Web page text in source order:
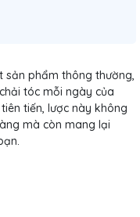
sản phẩm thông thường,
tóc mỗi ngày của
tiến, lược này không
mà còn mang lại